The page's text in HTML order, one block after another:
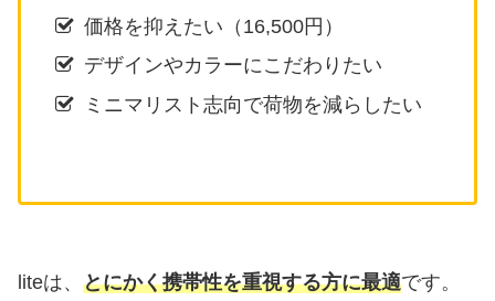
価格を抑えたい（16,500円）
デザインやカラーにこだわりたい
ミニマリスト志向で荷物を減らしたい
liteは、 とにかく携帯性を重視する方に最適です。